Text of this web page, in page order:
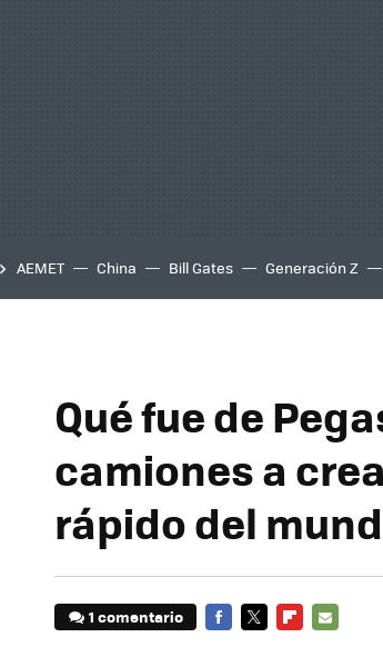
AEMET China Bill Gates Generación Z
Qué fue de
camiones a
rápido del
1 comentario